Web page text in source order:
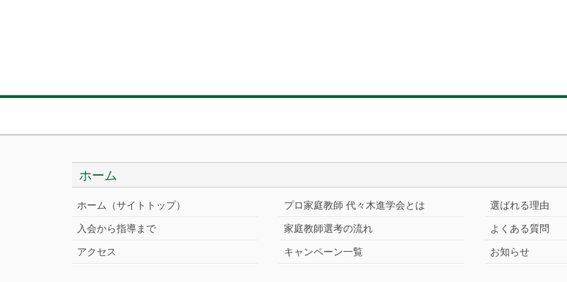
ホーム
ホーム（サイトトップ） プロ家庭教師 代々木進学会とは 選ばれる理由
入会から指導まで 家庭教師選考の流れ よくある質問
アクセス キャンペーン一覧 お知らせ